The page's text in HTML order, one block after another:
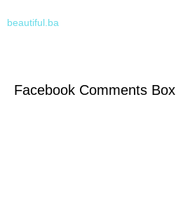
beautiful.ba
Facebook Comments Box